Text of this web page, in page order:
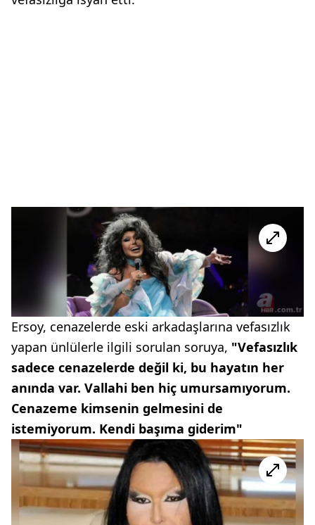
Ersoy, cenazelerde eski arkadaşlarına vefasızlık
yapan ünlülerle ilgili sorulan soruya, "Vefasızlık
sadece cenazelerde değil ki, bu hayatın her
anında var. Vallahi ben hiç umursamıyorum.
Cenazeme kimsenin gelmesini de
istemiyorum. Kendi başıma giderim"